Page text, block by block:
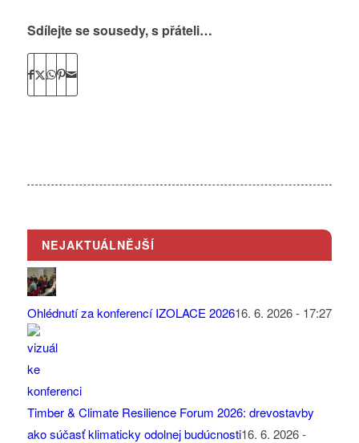
Sdílejte se sousedy, s přáteli…
NEJAKTUÁLNĚJŠÍ
Ohlédnutí za konferencí IZOLACE 202616. 6. 2026 - 17:27
Timber & Climate Resilience Forum 2026: drevostavby
ako súčasť klimaticky odolnej budúcnosti16. 6. 2026 -